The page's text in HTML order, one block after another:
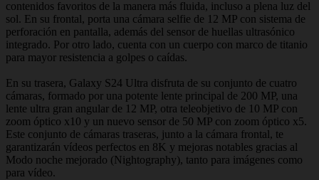
contenidos favoritos de la manera más fluida, incluso a plena luz del
sol. En su frontal, porta una cámara selfie de 12 MP con sistema de
perforación en pantalla, además del sensor de huellas ultrasónico
integrado. Por otro lado, cuenta con un cuerpo con marco de titanio
para mayor resistencia a golpes o caídas.
En su trasera, Galaxy S24 Ultra disfruta de su conjunto de cuatro
cámaras, formado por una potente lente principal de 200 MP, una
lente ultra gran angular de 12 MP, otra teleobjetivo de 10 MP con
zoom óptico x10 y un nuevo sensor de 50 MP con zoom óptico x5.
Este conjunto de cámaras traseras, junto a la cámara frontal, te
garantizarán vídeos perfectos en 8K y mejoras notables gracias al
Modo noche mejorado (Nightography), tanto para imágenes como
para vídeo.